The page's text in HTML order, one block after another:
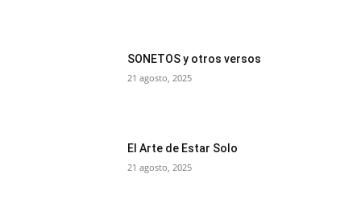
SONETOS y otros versos
21 agosto, 2025
El Arte de Estar Solo
21 agosto, 2025